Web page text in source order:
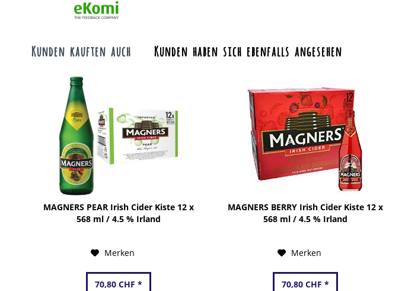
Kunden kauften auch Kunden haben sich ebenfalls angesehen
MAGNERS PEAR Irish Cider Kiste 12 x
568 ml / 4.5 % Irland
Merken
70,80 CHF *
MAGNERS BERRY Irish Cider Kiste 12 x
568 ml / 4.5 % Irland
Merken
70,80 CHF *